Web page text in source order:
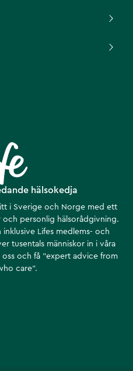
hälsokedja
i Sverige och Norge med ett
personlig hälsorådgivning.
Lifes medlems- och
tusentals människor in i våra
och få ”expert advice from
care”.